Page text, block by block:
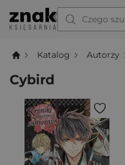
Czego
Katalog Autorzy
Cybird